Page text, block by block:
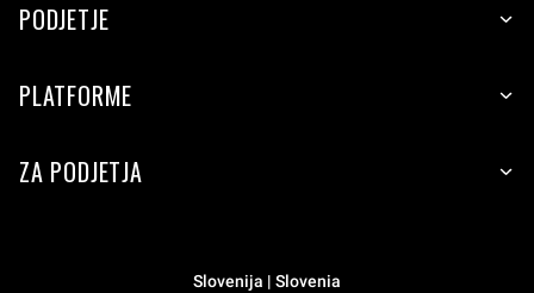
PODJETJE
PLATFORME
ZA PODJETJA
Slovenija | Slovenia